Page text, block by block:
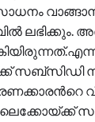
ലഭിക്കും.
സബ്സിഡി